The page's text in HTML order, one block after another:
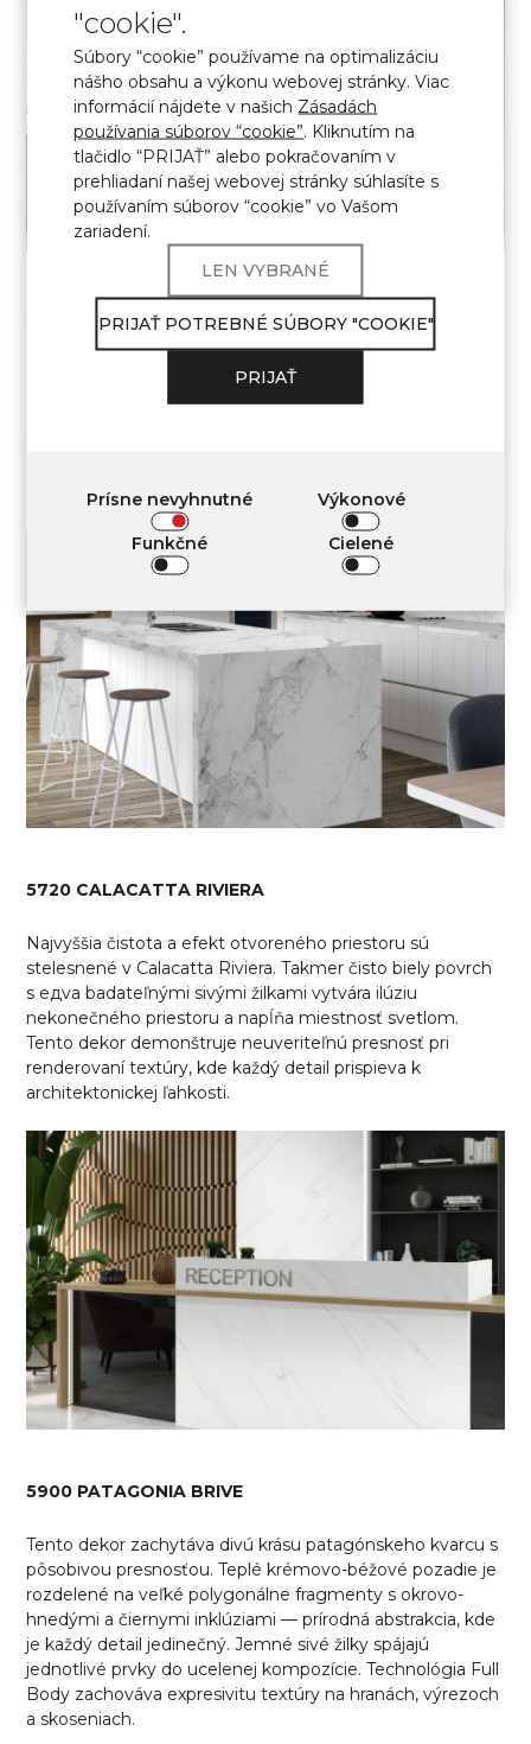
5710 CALACATTA NORMANDIE
Klasická interpretácia bieleho mramoru, Calacatta
vynikajúce riešenie pre veľkoobjemové projekty, kde sú
podstatné stabilita vzoru a kontinuita mramorových línií.
5720 CALACATTA RIVIERA
Najvyššia čistota a efekt otvoreného priestoru sú
stelesnené v Calacatta Riviera. Takmer čisto biely povrch
s едva badateľnými sivými žilkami vytvára ilúziu
nekonečného priestoru a napĺňa miestnosť svetlom.
Tento dekor demonštruje neuveriteľnú presnosť pri
renderovaní textúry, kde každý detail prispieva k
architektonickej ľahkosti.
5900 PATAGONIA BRIVE
Tento dekor zachytáva divú krásu patagónskeho kvarcu s
pôsobivou presnosťou. Teplé krémovo-béžové pozadie je
rozdelené na veľké polygonálne fragmenty s okrovo-
hnedými a čiernymi inklúziami — prírodná abstrakcia, kde
je každý detail jedinečný. Jemné sivé žilky spájajú
jednotlivé prvky do ucelenej kompozície. Technológia Full
Body zachováva expresivitu textúry na hranách, výrezoch
a skoseniach.
"cookie".
Súbory “cookie” používame na optimalizáciu
nášho obsahu a výkonu webovej stránky. Viac
informácií nájdete v našich Zásadách
používania súborov “cookie”. Kliknutím na
tlačidlo “PRIJAŤ” alebo pokračovaním v
prehliadaní našej webovej stránky súhlasíte s
používaním súborov “cookie” vo Vašom
zariadení.
LEN VYBRANÉ
PRIJAŤ POTREBNÉ SÚBORY "COOKIE"
PRIJAŤ
Prísne nevyhnutné Výkonové
Funkčné Cielené